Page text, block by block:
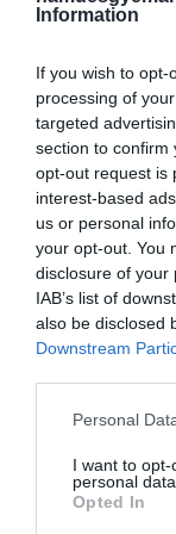
Information
If you wish to
processing of
targeted
section to confirm
opt-out request is
interest-based
us or personal
your opt-out. You
disclosure of your
IAB’s list of
also be disclosed
Downstream
Please note that
not limited to
grant or deny
use your data for
Personal
I want to
personal data.
Opted In